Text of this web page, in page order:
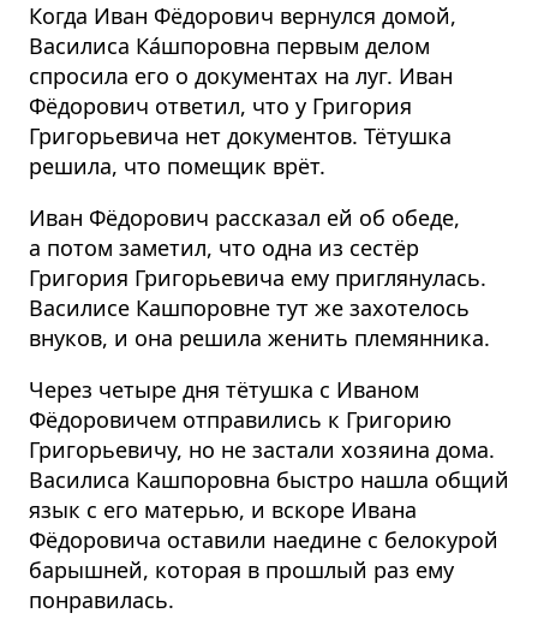
Когда Иван Фёдорович вернулся домой,
Василиса Ка́шпоровна первым делом
спросила его о документах на луг. Иван
Фёдорович ответил, что у Григория
Григорьевича нет документов. Тётушка
решила, что помещик врёт.
Иван Фёдорович рассказал ей об обеде,
а потом заметил, что одна из сестёр
Григория Григорьевича ему приглянулась.
Василисе Кашпоровне тут же захотелось
внуков, и она решила женить племянника.
Через четыре дня тётушка с Иваном
Фёдоровичем отправились к Григорию
Григорьевичу, но не застали хозяина дома.
Василиса Кашпоровна быстро нашла общий
язык с его матерью, и вскоре Ивана
Фёдоровича оставили наедине с белокурой
барышней, которая в прошлый раз ему
понравилась.